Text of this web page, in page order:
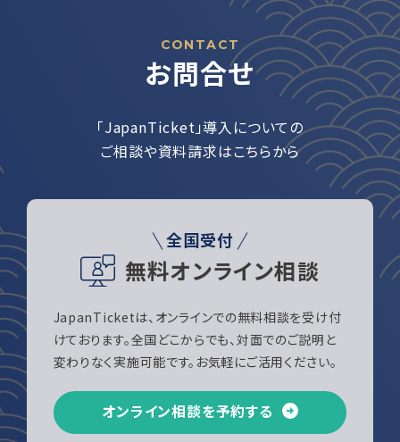
CONTACT
お問合せ
「JapanTicket」導入についての
ご相談や資料請求はこちらから
全国受付
無料オンライン相談
JapanTicketは、オンラインでの無料相談を受け付
けております。全国どこからでも、対面でのご説明と
変わりなく実施可能です。お気軽にご活用ください。
オンライン相談を予約する